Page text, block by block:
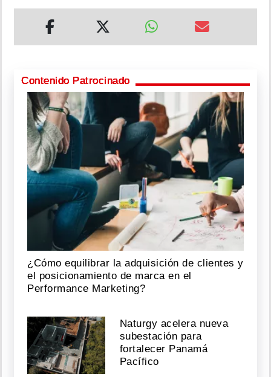
Contenido Patrocinado
¿Cómo equilibrar la adquisición de clientes y
el posicionamiento de marca en el
Performance Marketing?
Naturgy acelera nueva
subestación para
fortalecer Panamá
Pacífico